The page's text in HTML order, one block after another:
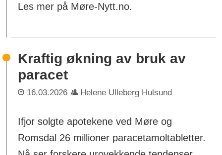
Les mer på Møre-Nytt.no.
Kraftig økning av bruk av
paracet
16.03.2026 Helene Ulleberg Hulsund
Ifjor solgte apotekene ved Møre og
Romsdal 26 millioner paracetamoltabletter.